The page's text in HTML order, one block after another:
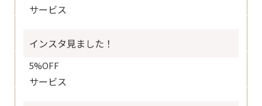
サービス
インスタ見ました！
5%OFF
サービス